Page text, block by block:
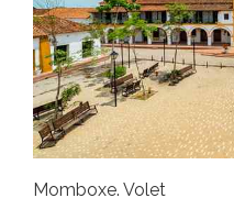
Momboxe. Volet